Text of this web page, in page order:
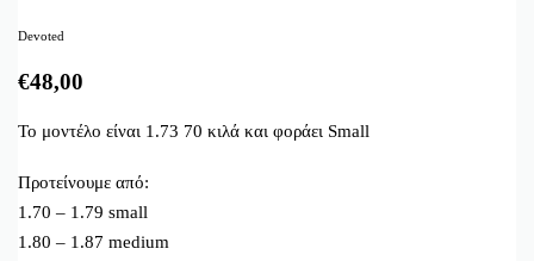
Devoted
€48,00
Το μοντέλο είναι 1.73 70 κιλά και φοράει Small
Προτείνουμε από:
1.70 – 1.79 small
1.80 – 1.87 medium